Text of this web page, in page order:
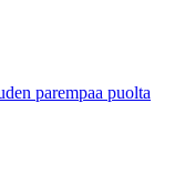
parempaa puolta